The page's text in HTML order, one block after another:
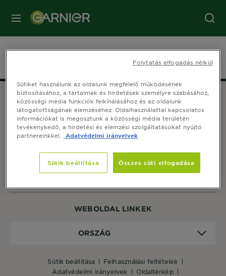
MENÜ
Főoldal Az összetevőkről Apple
WEBOLDAL LINKEK
sütik beállítása
felhasználási feltételek
adatvédelmi irányelvek
oldaltérkép
ORSZÁG
Sütiket használunk az oldalunk megfelelő működésének
biztosításához, a tartalmak és hirdetések személyre szabásához,
közösségi média funkciók felkínálásához és az oldalunk
látogatottságának elemzéséhez. Oldalhasználattal kapcsolatos
információkat is megosztunk a közösségi média területén
tevékenykedő, a hirdetési és elemzési szolgáltatásokat nyújtó
partnereinkkel.
Adatvédelmi irányelvek
Sütik beállítása Összes süti elfogadása
Folytatás elfogadás nélkül